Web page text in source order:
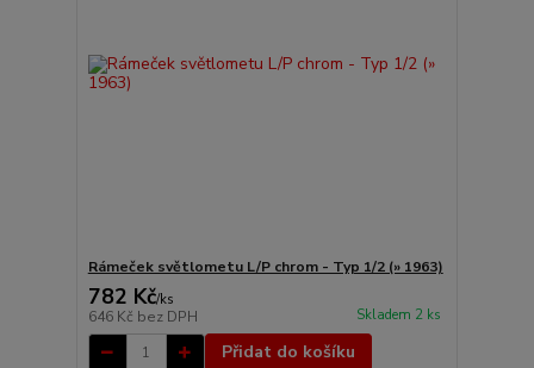
Rámeček světlometu L/P chrom - Typ 1/2 (» 1963)
782 Kč/ks
646 Kč bez DPH Skladem 2 ks
Přidat do košíku